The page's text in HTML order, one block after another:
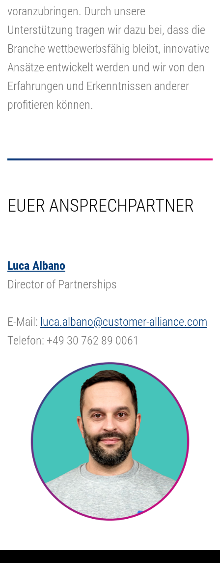
voranzubringen. Durch unsere
Unterstützung tragen wir dazu bei, dass die
Branche wettbewerbsfähig bleibt, innovative
Ansätze entwickelt werden und wir von den
Erfahrungen und Erkenntnissen anderer
profitieren können.
EUER ANSPRECHPARTNER
Luca Albano
Director of Partnerships
E-Mail: luca.albano@customer-alliance.com
Telefon: +49 30 762 89 0061